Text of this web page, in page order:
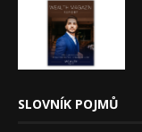
SLOVNÍK POJMŮ